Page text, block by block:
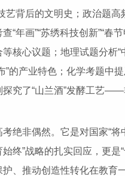
艺背后的文明史；政治题
“年画”“苏绣科技创新”“春
核心议题；地理试题分析“
”的产业特色；化学考题中提
探究了“山兰酒”发酵工艺
考绝非偶然。它是对国家“将
终”战略的扎实回应，更是
、推动创造性转化在教育